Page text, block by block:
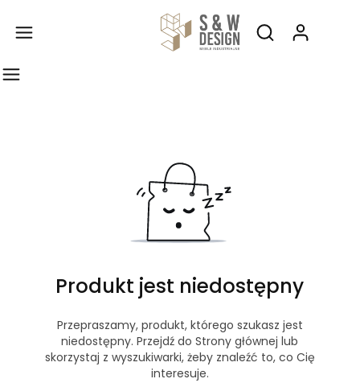
Otwórz
Produkt jest niedostępny
Przepraszamy, produkt, którego szukasz jest
niedostępny. Przejdź do Strony głównej lub
skorzystaj z wyszukiwarki, żeby znaleźć to, co Cię
interesuje.